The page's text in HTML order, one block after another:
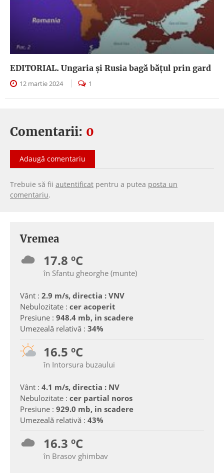
EDITORIAL. Ungaria şi Rusia bagă băţul prin gard
12 martie 2024 1
Comentarii: 0
Adaugă comentariu
Trebuie să fii autentificat pentru a putea posta un
comentariu.
Vremea
17.8 ºC
în Sfantu gheorghe (munte)
Vânt : 2.9 m/s, directia : VNV
Nebulozitate : cer acoperit
Presiune : 948.4 mb, in scadere
Umezeală relativă : 34%
16.5 ºC
în Intorsura buzaului
Vânt : 4.1 m/s, directia : NV
Nebulozitate : cer partial noros
Presiune : 929.0 mb, in scadere
Umezeală relativă : 43%
16.3 ºC
în Brasov ghimbav